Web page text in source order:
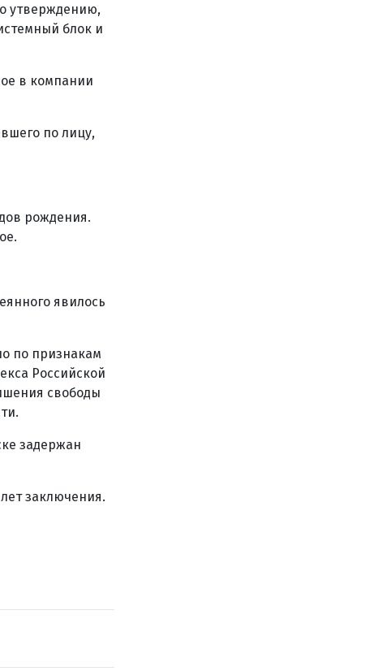
утверждению,
блок и
в компании
по лицу,
рождения.
явилось
по признакам
Российской
свободы
задержан
заключения.